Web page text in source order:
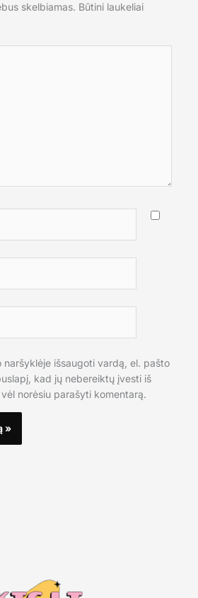
skelbiamas. Būtini laukeliai
naršyklėje išsaugoti vardą, el. pašto
kad jų nebereiktų įvesti iš
norėsiu parašyti komentarą.